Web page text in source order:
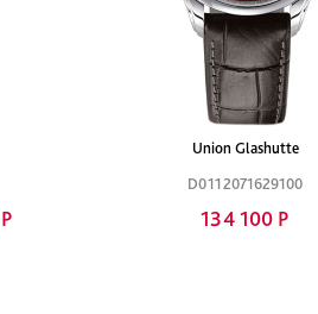
Union Glashutte
D0112071629100
134 100 Р